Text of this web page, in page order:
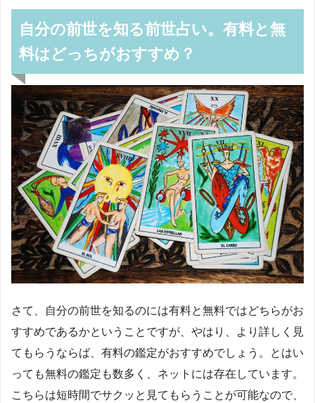
自分の前世を知る前世占い。有料と無
料はどっちがおすすめ？
さて、自分の前世を知るのには有料と無料ではどちらがお
すすめであるかということですが、やはり、より詳しく見
てもらうならば、有料の鑑定がおすすめでしょう。とはい
っても無料の鑑定も数多く、ネットには存在しています。
こちらは短時間でサクッと見てもらうことが可能なので、